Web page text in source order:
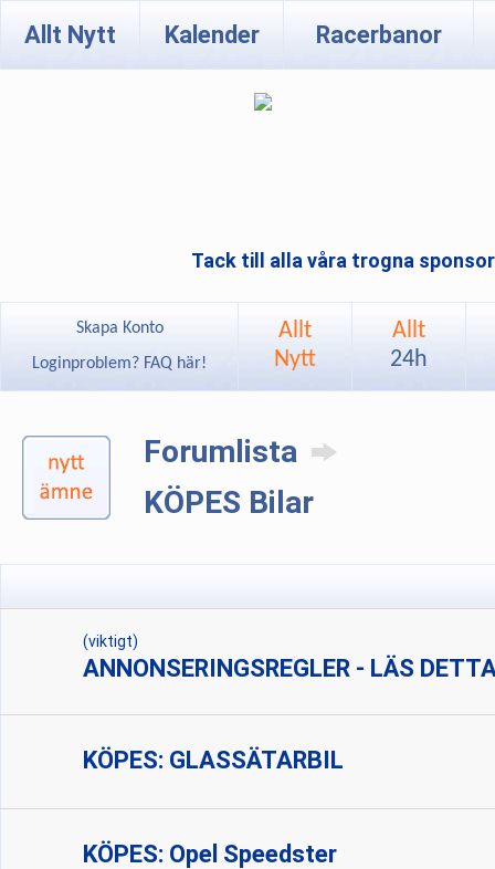
Allt Nytt Kalender Racerbanor
Tack till alla våra trogna
Skapa Konto
Loginproblem? FAQ här!
Allt
Nytt
Allt
24h
Forumlista
KÖPES Bilar
(viktigt)
ANNONSERINGSREGLER - LÄS
KÖPES: GLASSÄTARBIL
KÖPES: Opel Speedster